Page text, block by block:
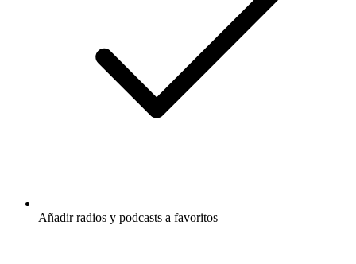
Añadir radios y podcasts a favoritos